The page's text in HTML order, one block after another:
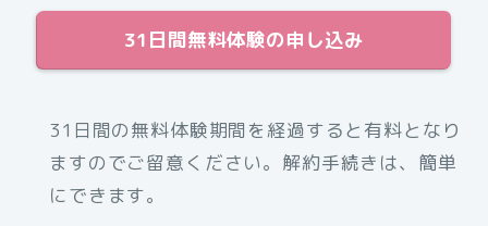
31日間無料体験の申し込み
31日間の無料体験期間を経過すると有料となり
ますのでご留意ください。解約手続きは、簡単
にできます。